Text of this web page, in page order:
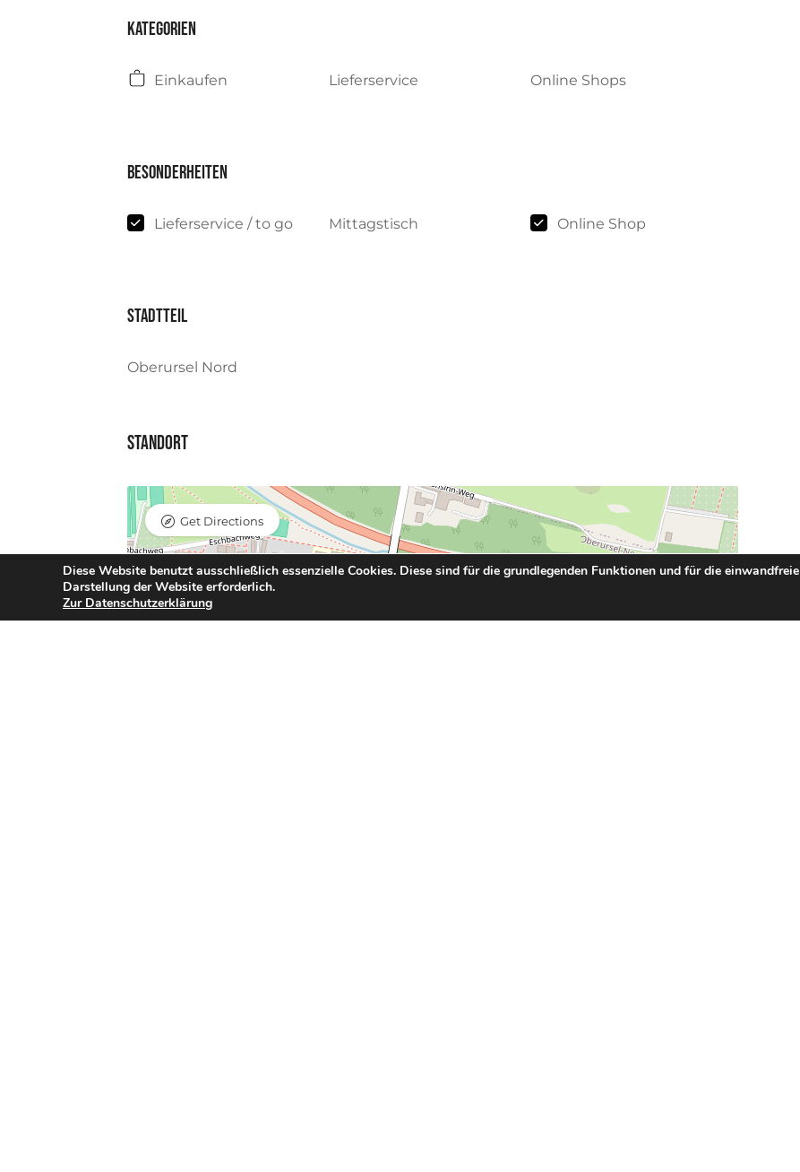
Kategorien
Einkaufen Lieferservice Online Shops
Besonderheiten
Lieferservice / to go Mittagstisch Online Shop
Stadtteil
Oberursel Nord
Standort
Get Directions
Diese Website benutzt ausschließlich essenzielle Cookies. Diese sind für die grundlegenden Funktionen und für die einwandfreie
Darstellung der Website erforderlich.
Zur Datenschutzerklärung